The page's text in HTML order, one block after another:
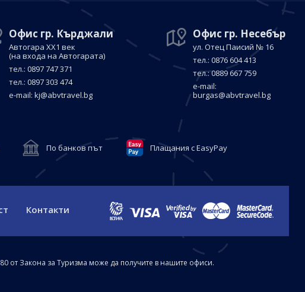
Офис гр. Кърджали
Автогара ХХ1 век
(на входа на Автогарата)
тел.: 0897 747 371
тел.: 0897 303 474
е-mail: kj@abvtravel.bg
Офис гр. Несебър
ул. Отец Паисий № 16
тел.: 0876 604 413
тел.: 0889 667 759
е-mail:
burgas@abvtravel.bg
По банков път Плащания с EasyPay
Контакти
от Закона за Туризма може да получите в нашите офиси.